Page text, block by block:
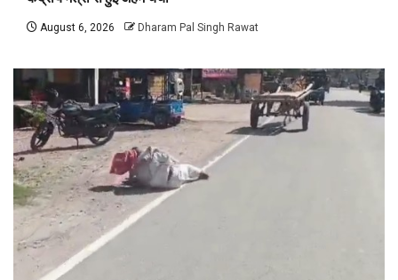
August 6, 2026 Dharam Pal Singh Rawat